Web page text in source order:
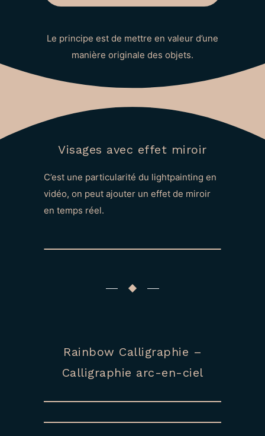
Le principe est de mettre en valeur d’une
manière originale des objets.
Visages avec effet miroir
C’est une particularité du lightpainting en
vidéo, on peut ajouter un effet de miroir
en temps réel.
Rainbow Calligraphie –
Calligraphie arc-en-ciel